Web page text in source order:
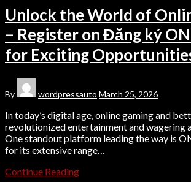
Unlock the World of
– Register on Đăng ký
for Exciting
By wordpressauto March 25, 2026
In today’s digital age, online gaming and
revolutionized entertainment and wagering
One standout platform leading the way is
for its extensive range…
Continue Reading